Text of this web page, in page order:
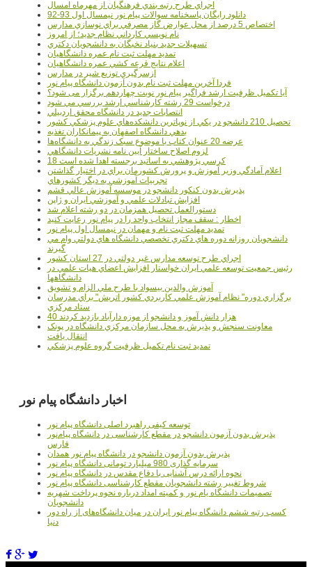
اجراي طرح رتبه بندي فرهنگيان از مهرماه امسال
دانلود رایگان پاسخنامه سوالات پیام نور نیمسال اول 93-92
اختصاص 5 درصد از محل عوارض گاز مصرفي براي نوسازي مدارس
نام نويسي کارداني نظام جديد؛ از امروز
تسهيلات جديد بنياد نخبگان به دانشجويان دکتري
تمديد مهلت ثبت نام عمره دانشگاهيان
اعلام نتايج قرعه کشي عمره دانشگاهيان
ازسرگيري توزيع شير در مدارس
فردا آخرین مهلت ثبت نام بدون آزمون دانشگاه پیام نور
آیا تکمیل ظرفیت ارشد فراگیر پیام نور نوبت چهاردهم برگزار می شود؟
درخواست 29 رشته کارشناسي ارشد بررسي مي شود
انتصابات جديد در دانشگاه محقق اردبيلي
تحصيل 210 دانشجو در يکي از نوپاترين دانشکده‌هاي علوم پزشکي کشور
بدهي دانشگاه اصفهان به پيمانکاران تغذيه
عرضه 20 عنوان کتاب با موضوع سبک زندگي به دانشگاه‌ها
لزوم اصلاح ساختار آيين نامه نشريات دانشگاهي
18 کرسي پژوهشي به اساتيد برجسته اهدا شده است
اعلام آمادگي وزير آموزش و پرورش کشورمان براي در اختيار گذاشتن
تجربيات آموزشي به ديگر کشورهاي
پذيرش بدون کنکور دانشجو در موسسه آموزش عالي قشم
افزايش تبادلات علمي و آموزشي ايران و ژاپن
دستورالعمل تحصیل همزمان در دو رشته اعلام شد
اخطار : سقف مجاز انتخاب واحد را در پیام نور رعایت کنید
تمدید مهلت ثبت نام و مهمان در نیمسال اول پیام نور
دانشجويان روزانه دوره هاي دكتري تخصصي دانشگاه هاي دولتي وام مي
گيرند
اجراي طرح توسعه مدارس غير دولتي در 27 استان کشور
رئيس جمعيت توسعه علمي ايران خواستار افزايش اعضاي هيات علمي در
دانشگاهها
آموزش والدين بيسواد با طرح ملي الزام و تشويق
برگزاري دوره" نظام آموزش علمي كاربردي كشور اتريش" براي مدرسان
ستاد مرکزي
40 هزار دانش آموز و دانشجو از موزه دارآباد بازديد کردند
معاونت سنجش و پذيرش به محل سازمان مرکزي دانشگاه در پونک
انتقال يافت
تمديد ثبت نام تکميل ظرفيت گروه علوم پزشکي
اخبار دانشگاه پیام نور
توسعه کیفی راهبرد اصلی دانشگاه پیام نور
پذیرش بدون آزمون دانشجو در مقطع کارشناسی در دانشگاه پیام‌نور
فارس
پذیرش بدون آزمون دانشجو در دانشگاه پیام نور همدان
سرمایه گذاری 980 میلیارد تومانی دانشگاه پیام نور
نحوه ارائه درس آشنایی با دفاع مقدس در دانشگاه پیام نور
شروط تغییر رشته دانشجویان مقطع کارشناسی دانشگاه پیام نور
تصمیمات دانشگاه یام نور و کمیته امداد درباره نحوه پرداخت شهریه
دانشجویان
کسب رتبه ششم دانشگاه پیام نور ایران در میان دانشگاه‌های از راه دور
دنیا